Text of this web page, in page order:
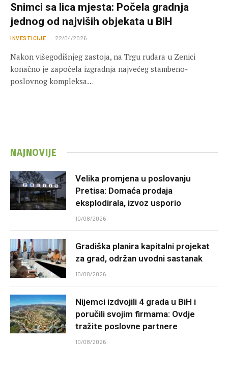
Snimci sa lica mjesta: Počela gradnja
jednog od najviših objekata u BiH
INVESTICIJE 22/04/2026
Nakon višegodišnjeg zastoja, na Trgu rudara u Zenici
konačno je započela izgradnja najvećeg stambeno-
poslovnog kompleksa…
NAJNOVIJE
Velika promjena u poslovanju
Pretisa: Domaća prodaja
eksplodirala, izvoz usporio
10/08/2026
Gradiška planira kapitalni projekat
za grad, održan uvodni sastanak
10/08/2026
Nijemci izdvojili 4 grada u BiH i
poručili svojim firmama: Ovdje
tražite poslovne partnere
10/08/2026